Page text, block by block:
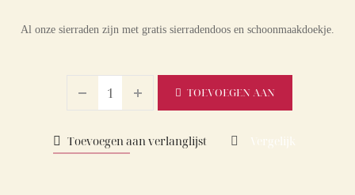
Al onze sierraden zijn met gratis sierradendoos en schoonmaakdoekje.
TOEVOEGEN AAN
Toevoegen aan verlanglijst Vergelijk